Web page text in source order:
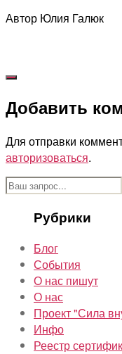
Автор Юлия Галюк
Добавить
Для отправки
авторизоваться.
Поиск:
Рубрики
Блог
События
О нас пишут
О нас
Проект "Сила
Инфо
Реестр